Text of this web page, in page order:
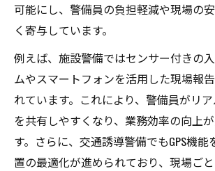
可能にし、警備員の負担軽減や現場の
く寄与しています。
例えば、施設警備ではセンサー付きの
ムやスマートフォンを活用した現場報
れています。これにより、警備員がリ
を共有しやすくなり、業務効率の向上
す。さらに、交通誘導警備でもGPS機
置の最適化が進められており、現場ご